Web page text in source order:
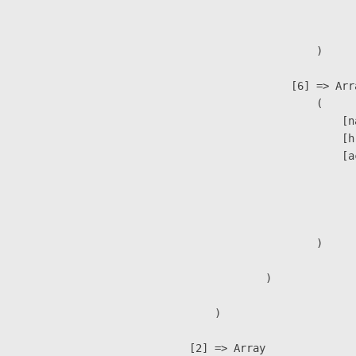
                        )
[6] =>
                        (
                        )
                )
        )
    [2] => Array